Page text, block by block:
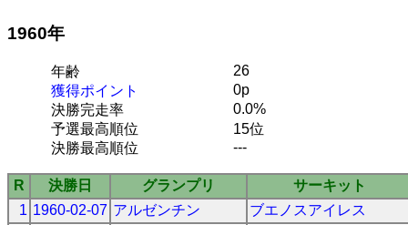
1960年
年齢
26
獲得ポイント
0p
決勝完走率
0.0%
予選最高順位
15位
決勝最高順位
---
R 決勝日 グランプリ
サーキット
1 1960-02-07 アルゼンチン
ブエノスアイレス